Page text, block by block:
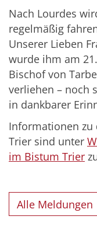
Nach Lourdes
regelmäßig
Unserer Lieben
wurde ihm am
Bischof von
verliehen – noch
in dankbarer
Informationen zu
Trier sind unter
im Bistum Trier
Alle Meldungen